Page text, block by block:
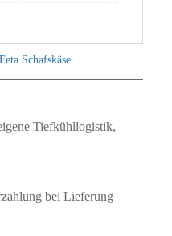
Feta Schafskäse
Tiefkühllogistik,
bei Lieferung